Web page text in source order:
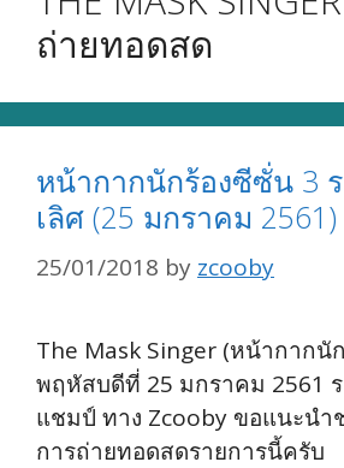
ถ่ายทอดสด
หน้ากากนักร้องซีซั่น 3
เลิศ (25 มกราคม 2561)
25/01/2018 by zcooby
The Mask Singer (หน้ากากนั
พฤหัสบดีที่ 25 มกราคม 2561
แชมป์ ทาง Zcooby ขอแนะนำ
การถ่ายทอดสดรายการนี้ครับ